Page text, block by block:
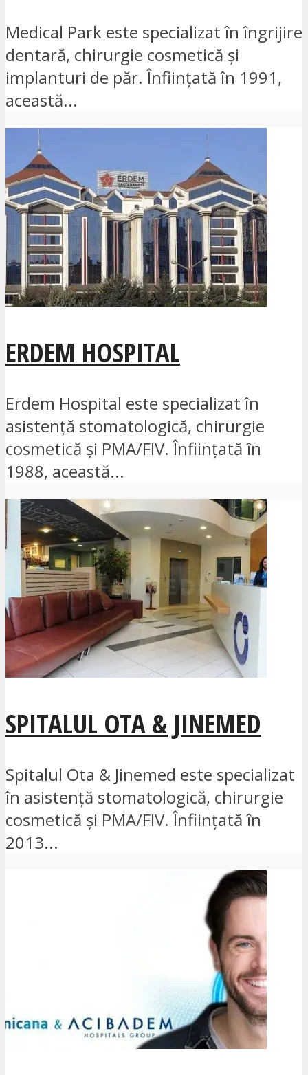
Medical Park este specializat în îngrijire
dentară, chirurgie cosmetică și
implanturi de păr. Înființată în 1991,
această...
ERDEM HOSPITAL
Erdem Hospital este specializat în
asistență stomatologică, chirurgie
cosmetică și PMA/FIV. Înființată în
1988, această...
SPITALUL OTA & JINEMED
Spitalul Ota & Jinemed este specializat
în asistență stomatologică, chirurgie
cosmetică și PMA/FIV. Înființată în
2013...